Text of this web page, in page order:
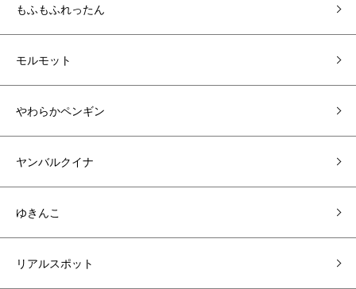
もふもふれったん
モルモット
やわらかペンギン
ヤンバルクイナ
ゆきんこ
リアルスポット